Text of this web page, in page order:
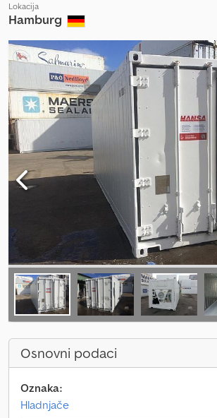
Lokacija
Hamburg
Osnovni podaci
Oznaka:
Hladnjače